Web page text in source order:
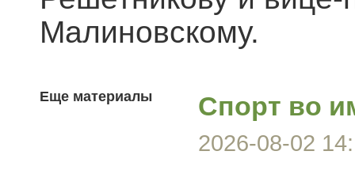
Малиновскому.
Еще материалы Спорт во
2026-08-02